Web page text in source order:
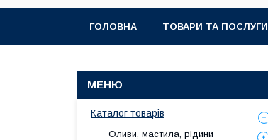
ГОЛОВНА ТОВАРИ ТА ПОСЛУГИ
Каталог товарів
Оливи, мастила, рідини